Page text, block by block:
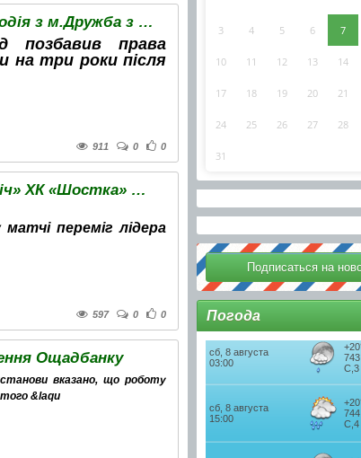
На Ямпільщині поліцейські викрили водія з м.Дружба з підробленим водійським посвідченням
позбавив права
на три роки після
911 0 0
Відбувся матч ХК «Дружба» та «Північ» ХК «Шостка» з рахунком 2:0
переміг лідера
597 0 0
Ощадбанку
вказано, що роботу
&laqu
3 4 5 6 7
10 11 12 13 14
17 18 19 20 21
24 25 26 27 28
31
Погода